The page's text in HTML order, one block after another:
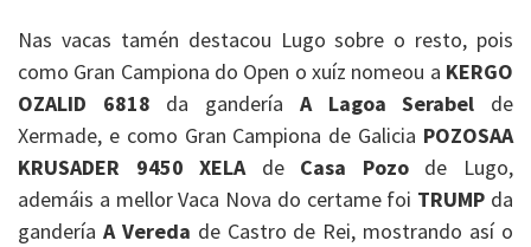
Nas vacas tamén destacou Lugo sobre o resto, pois
como Gran Campiona do Open o xuíz nomeou a KERGO
OZALID 6818 da gandería A Lagoa Serabel de
Xermade, e como Gran Campiona de Galicia POZOSAA
KRUSADER 9450 XELAde Casa Pozo de Lugo,
ademáis a mellor Vaca Nova do certame foi TRUMP da
gandería A Vereda de Castro de Rei, mostrando así o